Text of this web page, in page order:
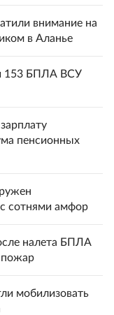
внимание на
в Аланье
153 БПЛА ВСУ
пенсионных
сотнями амфор
налета БПЛА
мобилизовать